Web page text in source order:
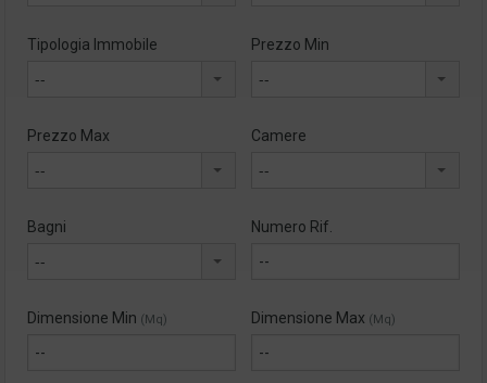
Tipologia Immobile
--
Prezzo Min
--
Prezzo Max
--
Camere
--
Bagni
--
Numero Rif.
Dimensione Min (Mq) Dimensione Max (Mq)